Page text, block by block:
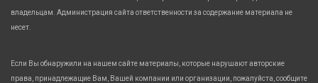
владельцам. Администрация сайта ответственности за содержание материала не
несет.
Если Вы обнаружили на нашем сайте материалы, которые нарушают авторские
права, принадлежащие Вам, Вашей компании или организации, пожалуйста, сообщите